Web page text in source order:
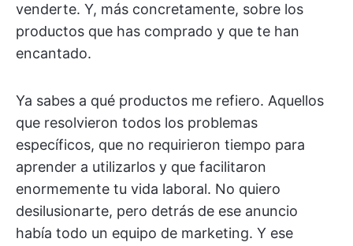
venderte. Y, más concretamente, sobre los
productos que has comprado y que te han
encantado.
Ya sabes a qué productos me refiero. Aquellos
que resolvieron todos los problemas
específicos, que no requirieron tiempo para
aprender a utilizarlos y que facilitaron
enormemente tu vida laboral. No quiero
desilusionarte, pero detrás de ese anuncio
había todo un equipo de marketing. Y ese